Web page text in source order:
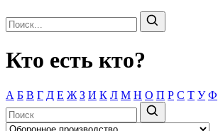
Кто есть кто?
А Б В Г Д Е Ж З И К Л М Н О П Р С Т У Ф